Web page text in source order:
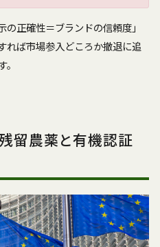
正確性＝ブランドの信頼度」
れば市場参入どころか撤退に追
留農薬と有機認証